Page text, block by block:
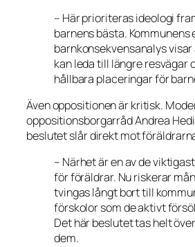
– Här prioriteras ideologi
barnens bästa. Kommunens
barnkonsekvensanalys
kan leda till längre resvägar
hållbara placeringar för
Även oppositionen är kritisk.
oppositionsborgarråd Andrea
beslutet slår direkt mot
– Närhet är en av de
för föräldrar. Nu riskerar
tvingas långt bort till
förskolor som de aktivt
Det här beslutet tas helt
dem.